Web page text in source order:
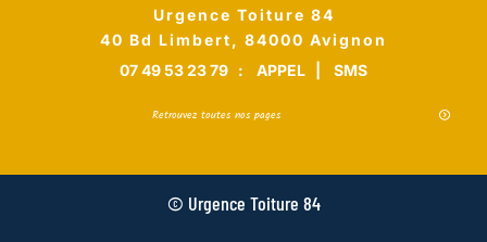
Urgence Toiture 84
40 Bd Limbert, 84000 Avignon
07 49 53 23 79 : APPEL SMS
Retrouvez toutes nos pages
© Urgence Toiture 84